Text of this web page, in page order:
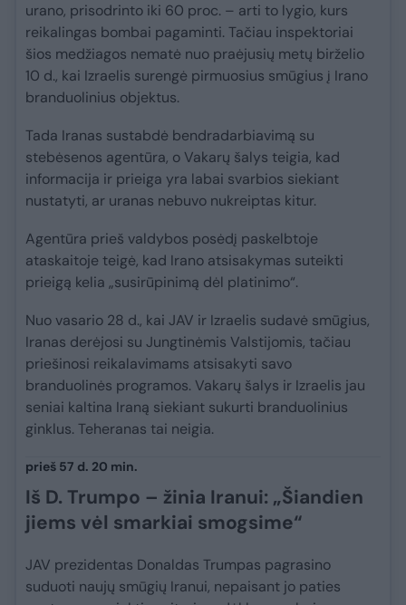
urano, prisodrinto iki 60 proc. – arti to lygio, kurs
reikalingas bombai pagaminti. Tačiau inspektoriai
šios medžiagos nematė nuo praėjusių metų birželio
10 d., kai Izraelis surengė pirmuosius smūgius į Irano
branduolinius objektus.
Tada Iranas sustabdė bendradarbiavimą su
stebėsenos agentūra, o Vakarų šalys teigia, kad
informacija ir prieiga yra labai svarbios siekiant
nustatyti, ar uranas nebuvo nukreiptas kitur.
Agentūra prieš valdybos posėdį paskelbtoje
ataskaitoje teigė, kad Irano atsisakymas suteikti
prieigą kelia „susirūpinimą dėl platinimo“.
Nuo vasario 28 d., kai JAV ir Izraelis sudavė smūgius,
Iranas derėjosi su Jungtinėmis Valstijomis, tačiau
priešinosi reikalavimams atsisakyti savo
branduolinės programos. Vakarų šalys ir Izraelis jau
seniai kaltina Iraną siekiant sukurti branduolinius
ginklus. Teheranas tai neigia.
prieš 57 d. 20 min.
Iš D. Trumpo – žinia Iranui: „Šiandien
jiems vėl smarkiai smogsime“
JAV prezidentas Donaldas Trumpas pagrasino
suduoti naujų smūgių Iranui, nepaisant jo paties